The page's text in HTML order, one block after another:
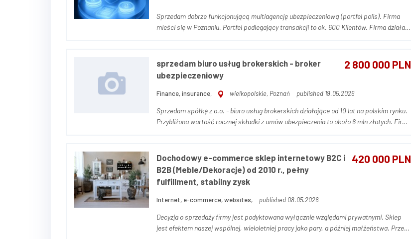
Sprzedam dobrze funkcjonującą multiagencję ubezpieczeniową (portfel polis). Firma
mieści się w Poznaniu. Portfel podlegający transakcji to ok. 600 Klientów. Firma działa
2 800 000 PLN
sprzedam biuro usług brokerskich - broker
ubezpieczeniowy
Finance, insurance, wielkopolskie, Poznań published 19.05.2026
Sprzedam spółkę z o.o. - biuro usług brokerskich działające od 10 lat na polskim rynku.
Przybliżona wartość rocznej składki z umów ubezpieczenia to około 6 mln złotych. Firma
420 000 PLN
Dochodowy e-commerce sklep internetowy B2C i
B2B (Meble/Dekoracje) od 2010 r., pełny
fulfillment, stabilny zysk
Internet, e-commerce, websites, published 08.05.2026
Decyzja o sprzedaży firmy jest podyktowana wyłącznie względami prywatnymi. Sklep
jest efektem naszej wspólnej, wieloletniej pracy jako pary, a później małżeństwa. Przez